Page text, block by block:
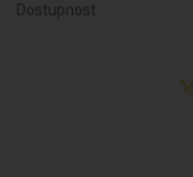
Dostupnost: